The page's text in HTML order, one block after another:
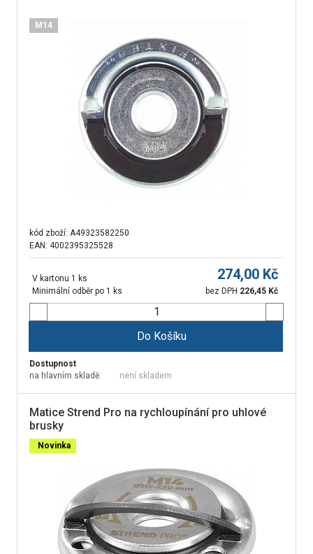
M14
kód zboží: A49323582250
EAN: 4002395325528
V kartonu 1 ks
Minimální odběr po 1 ks
274,00 Kč
bez DPH 226,45 Kč
Do Košíku
Dostupnost
na hlavním skladě:
není skladem
Matice Strend Pro na rychloupínání pro uhlové
brusky
Novinka